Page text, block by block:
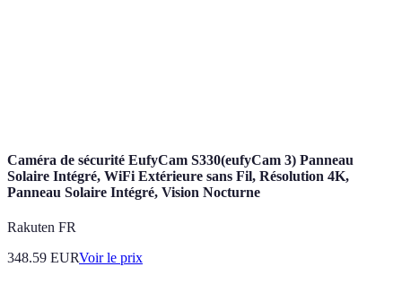
Caméra de sécurité EufyCam S330(eufyCam 3) Panneau
Solaire Intégré, WiFi Extérieure sans Fil, Résolution 4K,
Panneau Solaire Intégré, Vision Nocturne
Rakuten FR
348.59 EURVoir le prix